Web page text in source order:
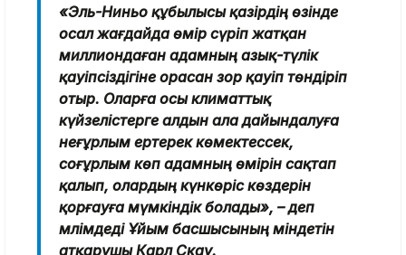
«Эль-Ниньо құбылысы қазірдің өзінде
осал жағдайда өмір сүріп жатқан
миллиондаған адамның азық-түлік
қауіпсіздігіне орасан зор қауіп төндіріп
отыр. Оларға осы климаттық
күйзелістерге алдын ала дайындалуға
неғұрлым ертерек көмектессек,
соғұрлым көп адамның өмірін сақтап
қалып, олардың күнкөріс көздерін
қорғауға мүмкіндік болады», – деп
мәлімдеді Ұйым басшысының міндетін
атқарушы Карл Скау.